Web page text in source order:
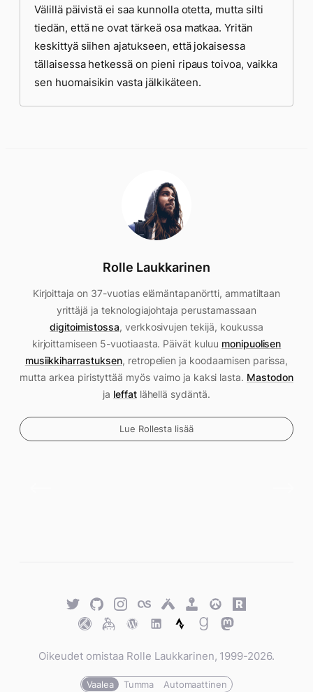
Välillä päivistä ei saa kunnolla otetta, mutta silti
tiedän, että ne ovat tärkeä osa matkaa. Yritän
keskittyä siihen ajatukseen, että jokaisessa
tällaisessa hetkessä on pieni ripaus toivoa, vaikka
sen huomaisikin vasta jälkikäteen.
Rolle Laukkarinen
Kirjoittaja on 37-vuotias elämäntapanörtti, ammatiltaan
yrittäjä ja teknologiajohtaja perustamassaan
digitoimistossa, verkkosivujen tekijä, koukussa
kirjoittamiseen 5-vuotiaasta. Päivät kuluu monipuolisen
musiikkiharrastuksen, retropelien ja koodaamisen parissa,
mutta arkea piristyttää myös vaimo ja kaksi lasta. Mastodon
ja leffatlähellä sydäntä.
Lue Rollesta lisää
TwitterGitHubTwitterLast.fmUntappd
Retro
Achievements
Overwatch
Rawg.io
TraktKeybaseWordPress
WordPress
StravaGoodreads
Mastodon
Oikeudet omistaa Rolle Laukkarinen, 1999-2026.
Vaalea Tumma Automaattinen